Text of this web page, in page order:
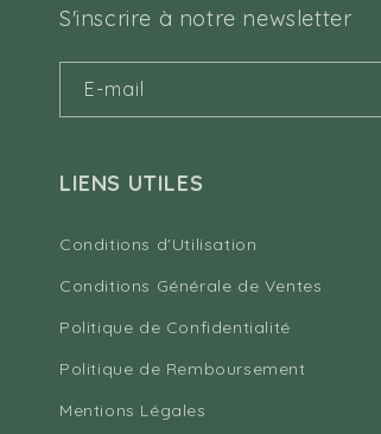
S'inscrire à notre newsletter
E-mail
LIENS UTILES
Conditions d'Utilisation
Conditions Générale de Ventes
Politique de Confidentialité
Politique de Remboursement
Mentions Légales